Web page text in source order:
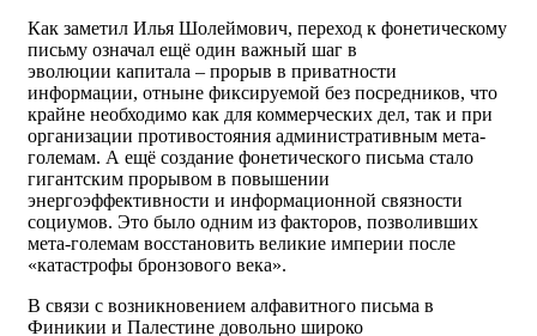
Как заметил Илья Шолеймович, переход к фонетическому
письму означал ещё один важный шаг в
эволюции капитала – прорыв в приватности
информации, отныне фиксируемой без посредников, что
крайне необходимо как для коммерческих дел, так и при
организации противостояния административным мета-
големам. А ещё создание фонетического письма стало
гигантским прорывом в повышении
энергоэффективности и информационной связности
социумов. Это было одним из факторов, позволивших
мета-големам восстановить великие империи после
«катастрофы бронзового века».
В связи с возникновением алфавитного письма в
Финикии и Палестине довольно широко